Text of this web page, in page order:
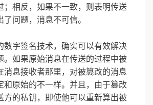
；相反，如果不一致，则表明传送
问题，消息不可信。
数字签名技术，确实可以有效解决
。如果原始消息在传送的过程中被
消息接收者那里，对被篡改的消息
和原始的不一样。并且，由于篡改
方的私钥，即使他可以重新算出被